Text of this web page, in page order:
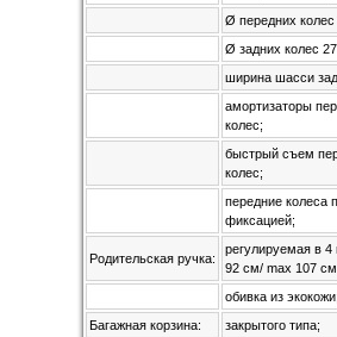
Ø передних
Ø задних колес
ширина шасси
амортизаторы
колес;
быстрый съем
колес;
передние колеса
фиксацией;
Родительская ручка:
регулируемая в 4
92 см/ max 107
обивка из экокожи;
Багажная корзина:
закрытого типа;